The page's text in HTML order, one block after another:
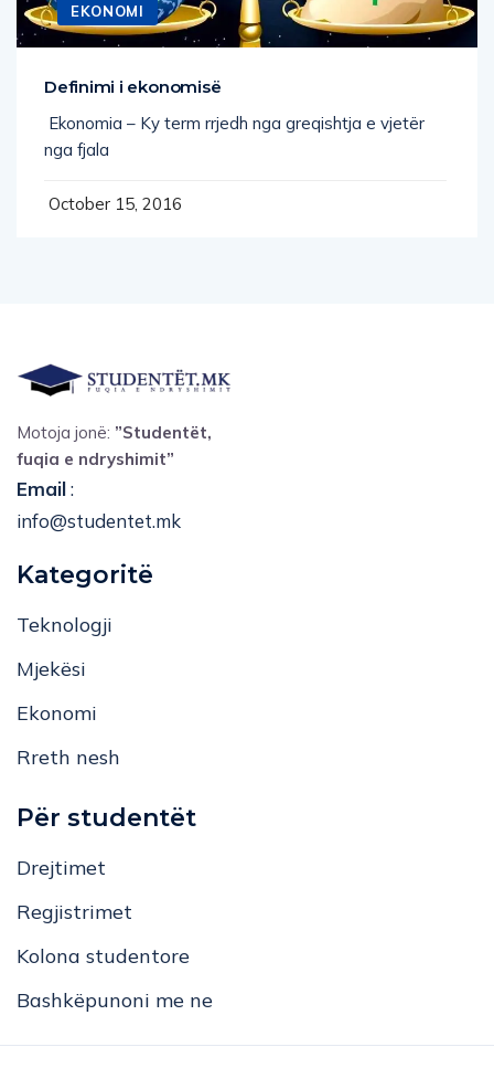
EKONOMI
Definimi i ekonomisë
Ekonomia – Ky term rrjedh nga greqishtja e vjetër
nga fjala
October 15, 2016
Motoja jonë: ”Studentët,
fuqia e ndryshimit”
Email:
info@studentet.mk
Kategoritë
Teknologji
Mjekësi
Ekonomi
Rreth nesh
Për studentët
Drejtimet
Regjistrimet
Kolona studentore
Bashkëpunoni me ne